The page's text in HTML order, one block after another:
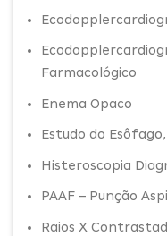
Farmacológico
Enema Opaco
Estudo do
Histeroscopia
PAAF – Punção
Raios X